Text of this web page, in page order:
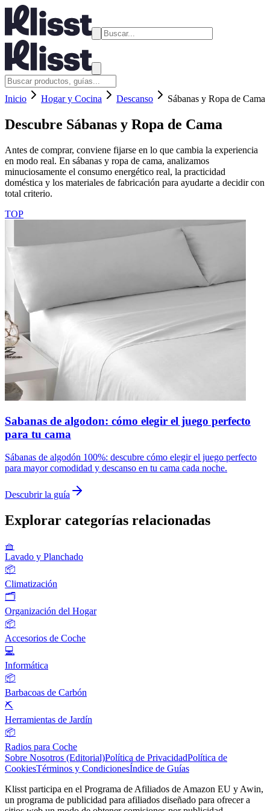
Inicio Hogar y Cocina Descanso Sábanas y Ropa de Cama
Descubre Sábanas y Ropa de Cama
Antes de comprar, conviene fijarse en lo que cambia la experiencia
en modo real. En sábanas y ropa de cama, analizamos
minuciosamente el consumo energético real, la practicidad
doméstica y los materiales de fabricación para ayudarte a decidir con
total criterio.
TOP
Sabanas de algodon: cómo elegir el juego perfecto
para tu cama
Sábanas de algodón 100%: descubre cómo elegir el juego perfecto
para mayor comodidad y descanso en tu cama cada noche.
Descubrir la guía
Explorar categorías relacionadas
🧺
Lavado y Planchado
📦
Climatización
🗂️
Organización del Hogar
📦
Accesorios de Coche
💻
Informática
📦
Barbacoas de Carbón
⛏️
Herramientas de Jardín
📦
Radios para Coche
Sobre Nosotros (Editorial)Política de PrivacidadPolítica de
CookiesTérminos y CondicionesÍndice de Guías
Klisst participa en el Programa de Afiliados de Amazon EU y Awin,
un programa de publicidad para afiliados diseñado para ofrecer a